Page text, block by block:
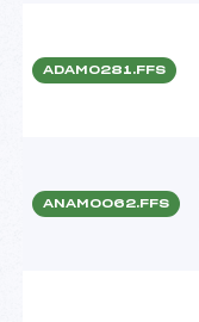
ADAM0281.FFS
ANAM0062.FFS